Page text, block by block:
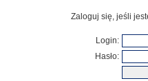
Zaloguj się, jeśli
Login:
Hasło: